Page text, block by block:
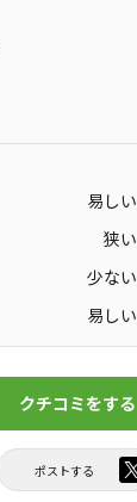
易しい
狭い
少ない
易しい
クチコミをする
ポストする